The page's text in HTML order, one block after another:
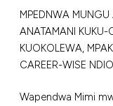
MPEDNWA
ANATAMANI KUKU-
KUOKOLEWA,
CAREER-WISE
Wapendwa Mimi